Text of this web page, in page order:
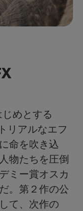
めとする
リアルなエフ
命を吹き込
物たちを圧倒
ミー賞オスカ
。第２作の公
て、次作の